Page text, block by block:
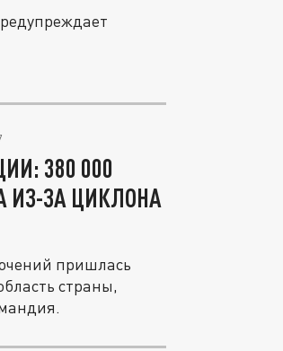
380 000
ИЗ-ЗА ЦИКЛОНА
пришлась
страны,